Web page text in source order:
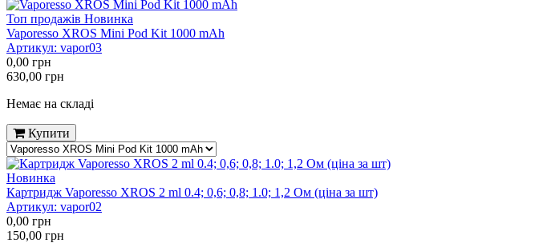
Топ продажів Новинка
Vaporesso XROS Mini Pod Kit 1000 mAh
Артикул: vapor03
0,00 грн
630,00 грн
Немає на складі
Купити
Новинка
Картридж Vaporesso XROS 2 ml 0.4; 0,6; 0,8; 1.0; 1,2 Ом (ціна за шт)
Артикул: vapor02
0,00 грн
150,00 грн